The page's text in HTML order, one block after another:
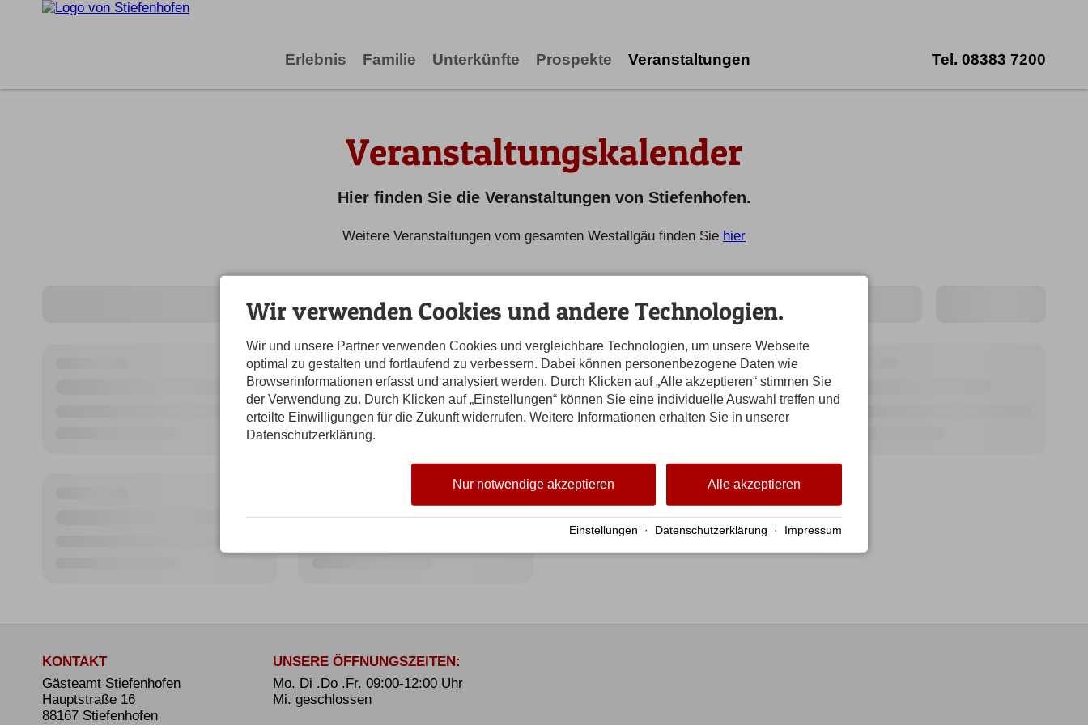
Erlebnis Familie Unterkünfte Prospekte Veranstaltungen Tel. 08383 7200
Veranstaltungskalender
Hier finden Sie die Veranstaltungen von Stiefenhofen.
Weitere Veranstaltungen vom gesamten Westallgäu finden Sie hier
KONTAKT
Gästeamt Stiefenhofen
Hauptstraße 16
88167 Stiefenhofen
UNSERE ÖFFNUNGSZEITEN:
Mo. Di .Do .Fr. 09:00-12:00 Uhr
Mi. geschlossen
Wir verwenden Cookies und andere Technologien.
Wir und unsere Partner verwenden Cookies und vergleichbare Technologien, um unsere Webseite
optimal zu gestalten und fortlaufend zu verbessern. Dabei können personenbezogene Daten wie
Browserinformationen erfasst und analysiert werden. Durch Klicken auf „Alle akzeptieren“ stimmen Sie
der Verwendung zu. Durch Klicken auf „Einstellungen“ können Sie eine individuelle Auswahl treffen und
erteilte Einwilligungen für die Zukunft widerrufen. Weitere Informationen erhalten Sie in unserer
Datenschutzerklärung.
Alle akzeptieren
Nur notwendige akzeptieren
Einstellungen · Datenschutzerklärung · Impressum